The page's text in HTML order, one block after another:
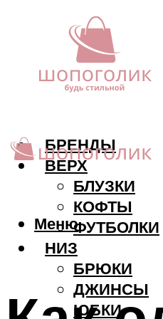
БРЕНДЫ
ВЕРХ
БЛУЗКИ
КОФТЫ
ФУТБОЛКИ
НИЗ
БРЮКИ
ДЖИНСЫ
ЮБКИ
Меню